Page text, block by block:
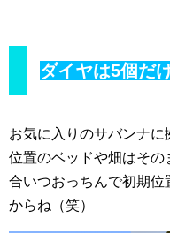
ダイヤは5個だ
お気に入りのサバンナ
位置のベッドや畑はそ
合いつおっちんで初期
からね（笑）